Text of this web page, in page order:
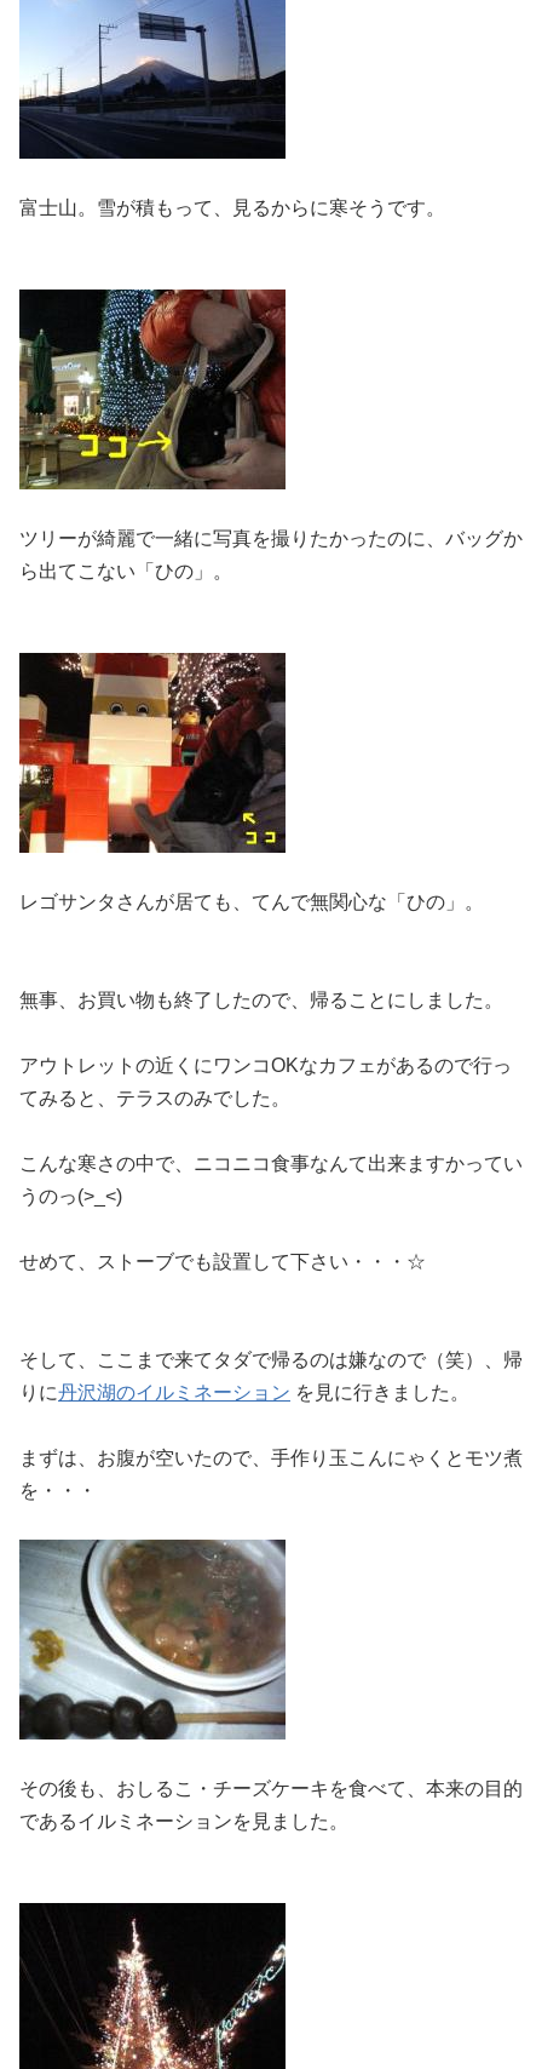
富士山。雪が積もって、見るからに寒そうです。
ツリーが綺麗で一緒に写真を撮りたかったのに、バッグか
ら出てこない「ひの」。
レゴサンタさんが居ても、てんで無関心な「ひの」。
無事、お買い物も終了したので、帰ることにしました。
アウトレットの近くにワンコOKなカフェがあるので行っ
てみると、テラスのみでした。
こんな寒さの中で、ニコニコ食事なんて出来ますかってい
うのっ(>_<)
せめて、ストーブでも設置して下さい・・・☆
そして、ここまで来てタダで帰るのは嫌なので（笑）、帰
りに丹沢湖のイルミネーション を見に行きました。
まずは、お腹が空いたので、手作り玉こんにゃくとモツ煮
を・・・
その後も、おしるこ・チーズケーキを食べて、本来の目的
であるイルミネーションを見ました。